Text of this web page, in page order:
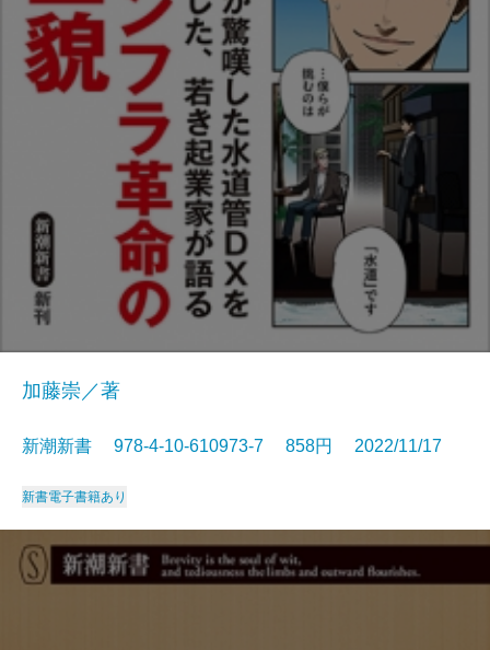
加藤崇／著
新潮新書 978-4-10-610973-7 858円 2022/11/17
新書電子書籍あり